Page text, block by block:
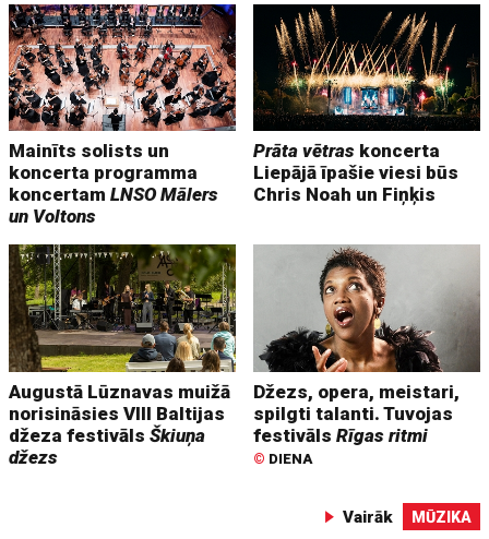
Mainīts solists un
koncerta programma
koncertamLNSO Mālers
un Voltons
Prāta vētras koncerta
Liepājā īpašie viesi būs
Chris Noah un Fiņķis
Augustā Lūznavas muižā
norisināsies VIII Baltijas
džeza festivālsŠkiuņa
džezs
Džezs, opera, meistari,
spilgti talanti. Tuvojas
festivālsRīgas ritmi
© DIENA
Vairāk MŪZIKA